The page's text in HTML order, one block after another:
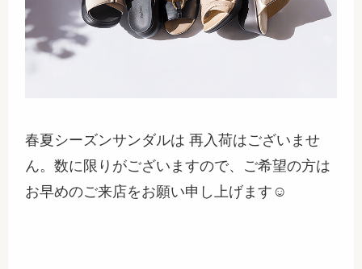
春夏シーズンサンダルは 再入荷はございませ
ん。数に限りがございますので、ご希望の方は
お早めのご来店をお願い申し上げます☺